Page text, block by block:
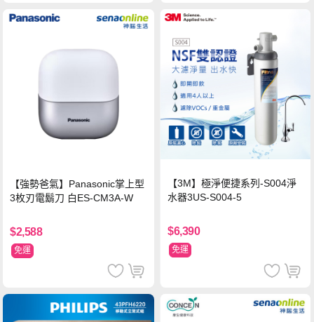
【強勢爸氣】Panasonic掌上型
3枚刃電鬍刀 白ES-CM3A-W
$2,588
免運
【3M】極淨便捷系列-S004淨
水器3US-S004-5
$6,390
免運